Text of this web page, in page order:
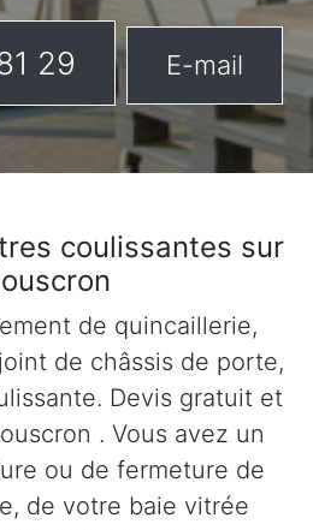
29 E-mail
coulissantes sur
de quincaillerie,
de châssis de porte,
Devis gratuit et
. Vous avez un
ou de fermeture de
de votre baie vitrée